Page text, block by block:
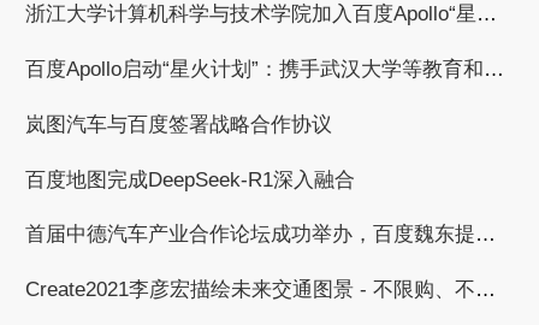
浙江大学计算机科学与技术学院加入百度Apollo“星火计划”，共建自动驾驶繁荣生态
百度Apollo启动“星火计划”：携手武汉大学等教育和科研机构，共建自动驾驶产学研用繁荣生态
岚图汽车与百度签署战略合作协议
百度地图完成DeepSeek-R1深入融合
首届中德汽车产业合作论坛成功举办，百度魏东提出与德国汽车工业合作的三个倡议
Create2021李彦宏描绘未来交通图景 - 不限购、不限行、无拥堵